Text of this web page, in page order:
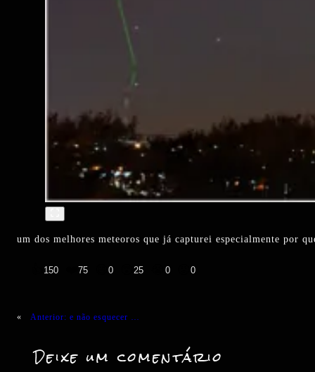
um dos melhores meteoros que já capturei especialmente por
150 75 0 25 0 0
« Anterior: e não esquecer …
Deixe um comentário